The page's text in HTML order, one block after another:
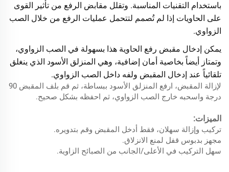
باستخدام التقنيات المناسبة. وتقلل مقابض الرفع من تأثير القوى
على الحاويات إذا لم تُصمم لتتحمل عمليات الرفع من خلال الصب
الزواوي.
يمكن إدخال مقبض رفع الحاوية هذا بسهولة في الصب الزواوي،
وتمتاز أيضاً بخاصية أمان إضافية، وهي المنزلق الأسود الذي ينغلق
تلقائياً عند إدخال المقبض ولفه داخل الصب الزواوي.
لإزالة المقبض، ارفع المنزلق الأسود ببساطة، ثم قم بلف المقبض 90
درجة واسحبه خارج الصب الزواوي، ثم احفظه بشكل صحيح.
الميزات:
تركيب وإزالة سهلان، فقط أدخل المقبض وقم بتدويره.
مجهز بدبوس قفل لمنع الانزلاق.
سهل التركيب في الأعلى/الجانب من الصبائح الزاوية.